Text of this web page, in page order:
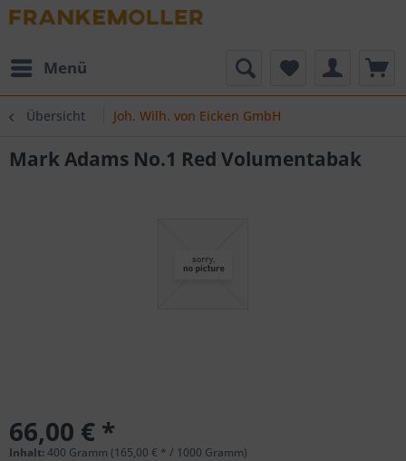
Menü
Übersicht Joh. Wilh. von Eicken GmbH
Mark Adams No.1 Red Volumentabak
66,00 € *
Inhalt:400 Gramm (165,00 € * / 1000 Gramm)